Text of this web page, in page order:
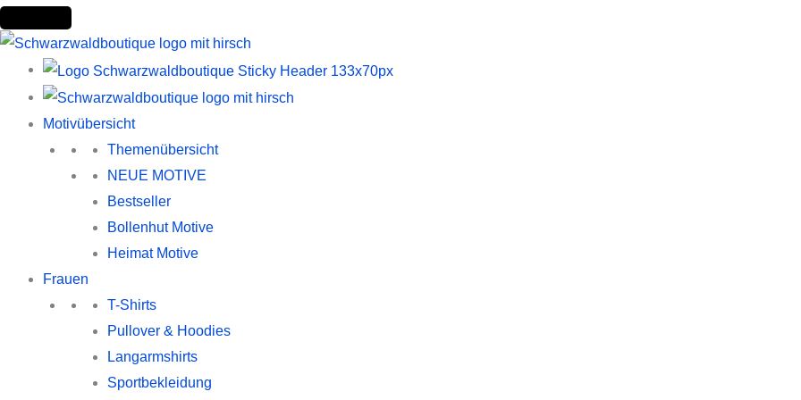
Zum
Inhalt
springen
Motivübersicht
Themenübersicht
NEUE MOTIVE
Bestseller
Bollenhut Motive
Heimat Motive
Frauen
T-Shirts
Pullover & Hoodies
Langarmshirts
Sportbekleidung